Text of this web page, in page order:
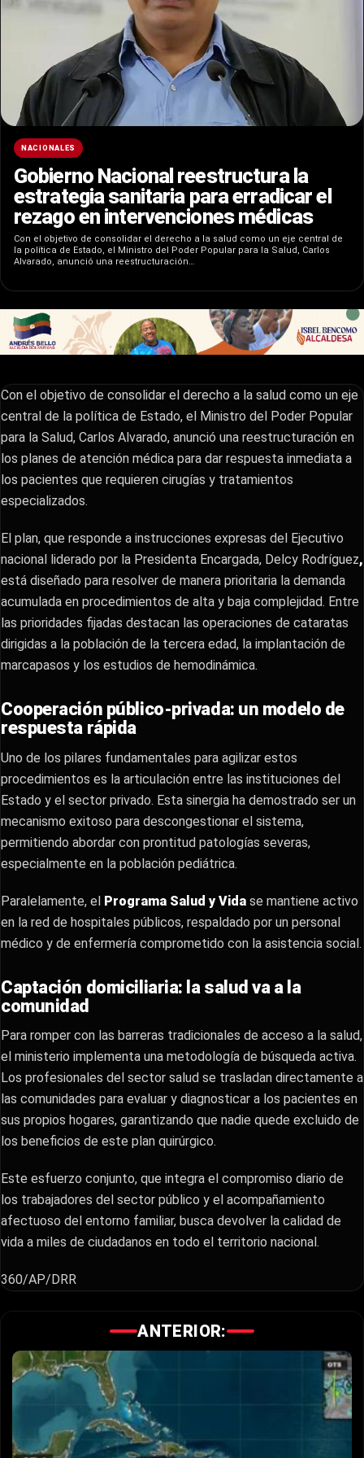
NACIONALES
Gobierno Nacional reestructura la
estrategia sanitaria para erradicar el
rezago en intervenciones médicas
Con el objetivo de consolidar el derecho a la salud como un eje central de
la política de Estado, el Ministro del Poder Popular para la Salud, Carlos
Alvarado, anunció una reestructuración…
Con el objetivo de consolidar el derecho a la salud como un eje
central de la política de Estado, el Ministro del Poder Popular
para la Salud, Carlos Alvarado, anunció una reestructuración en
los planes de atención médica para dar respuesta inmediata a
los pacientes que requieren cirugías y tratamientos
especializados.
El plan, que responde a instrucciones expresas del Ejecutivo
nacional liderado por la Presidenta Encargada, Delcy Rodríguez,
está diseñado para resolver de manera prioritaria la demanda
acumulada en procedimientos de alta y baja complejidad. Entre
las prioridades fijadas destacan las operaciones de cataratas
dirigidas a la población de la tercera edad, la implantación de
marcapasos y los estudios de hemodinámica.
Cooperación público-privada: un modelo de
respuesta rápida
Uno de los pilares fundamentales para agilizar estos
procedimientos es la articulación entre las instituciones del
Estado y el sector privado. Esta sinergia ha demostrado ser un
mecanismo exitoso para descongestionar el sistema,
permitiendo abordar con prontitud patologías severas,
especialmente en la población pediátrica.
Paralelamente, el Programa Salud y Vida se mantiene activo
en la red de hospitales públicos, respaldado por un personal
médico y de enfermería comprometido con la asistencia social.
Captación domiciliaria: la salud va a la
comunidad
Para romper con las barreras tradicionales de acceso a la salud,
el ministerio implementa una metodología de búsqueda activa.
Los profesionales del sector salud se trasladan directamente a
las comunidades para evaluar y diagnosticar a los pacientes en
sus propios hogares, garantizando que nadie quede excluido de
los beneficios de este plan quirúrgico.
Este esfuerzo conjunto, que integra el compromiso diario de
los trabajadores del sector público y el acompañamiento
afectuoso del entorno familiar, busca devolver la calidad de
vida a miles de ciudadanos en todo el territorio nacional.
360/AP/DRR
ANTERIOR: